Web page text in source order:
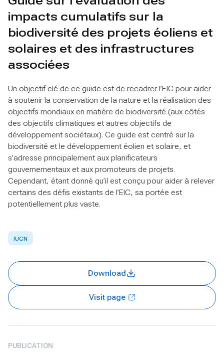
impacts cumulatifs sur la
biodiversité des projets éoliens et
solaires et des infrastructures
associées
Un objectif clé de ce guide est de recadrer l’EIC pour aider
à soutenir la conservation de la nature et la réalisation des
objectifs mondiaux en matière de biodiversité (aux côtés
des objectifs climatiques et autres objectifs de
développement sociétaux). Ce guide est centré sur la
biodiversité et le développement éolien et solaire, et
s’adresse principalement aux planificateurs
gouvernementaux et aux promoteurs de projets.
Cependant, étant donné qu’il est conçu pour aider à relever
certains des défis existants de l’EIC, sa portée est
potentiellement plus vaste.
IUCN
Download
Visit page
PUBLICATION